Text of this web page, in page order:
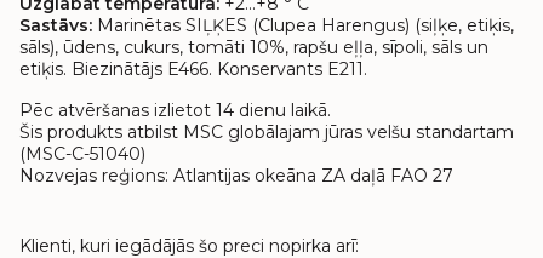
Sastāvs: Marinētas SIĻĶES (Clupea Harengus) (siļķe, etiķis,
sāls), ūdens, cukurs, tomāti 10%, rapšu eļļa, sīpoli, sāls un
etiķis. Biezinātājs E466. Konservants E211.
Pēc atvēršanas izlietot 14 dienu laikā.
Šis produkts atbilst MSC globālajam jūras velšu standartam
(MSC-C-51040)
Nozvejas reģions: Atlantijas okeāna ZA daļā FAO 27
Klienti, kuri iegādājās šo preci nopirka arī: